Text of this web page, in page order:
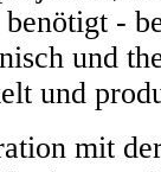
-
und
und
mit